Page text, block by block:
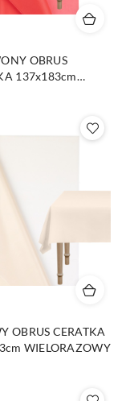
OBRUS
137x183cm
OBRUS CERATKA
WIELORAZOWY